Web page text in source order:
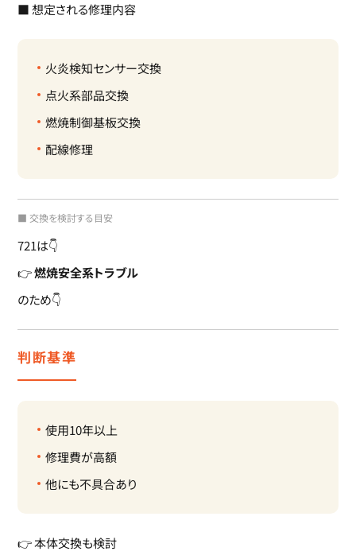
■ 想定される修理内容
火炎検知センサー交換
点火系部品交換
燃焼制御基板交換
配線修理
■ 交換を検討する目安
721は👇
👉燃焼安全系トラブル
のため👇
判断基準
使用10年以上
修理費が高額
他にも不具合あり
👉 本体交換も検討